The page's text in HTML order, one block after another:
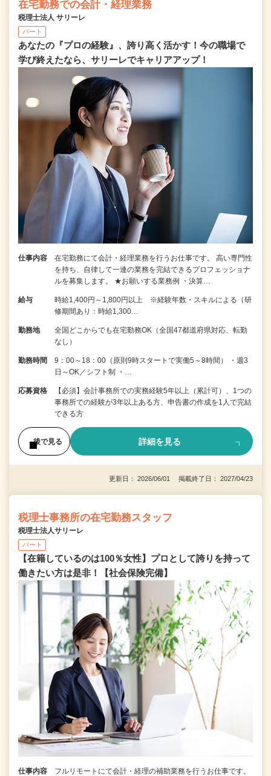
在宅勤務での会計・経理業務
税理士法人 サリーレ
パート
あなたの『プロの経験』、誇り高く活かす！今の職場で
学び終えたなら、サリーレでキャリアアップ！
仕事内容
在宅勤務にて会計・経理業務を行うお仕事です。 高い専門性
を持ち、自律して一連の業務を完結できるプロフェッショナ
ルを募集します。 ★お願いする業務例 ・決算…
給与
時給1,400円～1,800円以上 ※経験年数・スキルによる（研
修期間あり：時給1,300…
勤務地
全国どこからでも在宅勤務OK（全国47都道府県対応、転勤
なし）
勤務時間
9：00～18：00（原則9時スタートで実働5～8時間） ・週3
日～OK／シフト制 ・…
応募資格
【必須】会計事務所での実務経験5年以上（累計可）、1つの
事務所での経験が3年以上ある方、申告書の作成を1人で完結
できる方
後で見る 詳細を見る
更新日： 2026/06/01 掲載終了日： 2027/04/23
税理士事務所の在宅勤務スタッフ
税理士法人サリーレ
パート
【在籍しているのは100％女性】プロとして誇りを持って
働きたい方は是非！【社会保険完備】
仕事内容
フルリモートにて会計・経理の補助業務を行うお仕事です。